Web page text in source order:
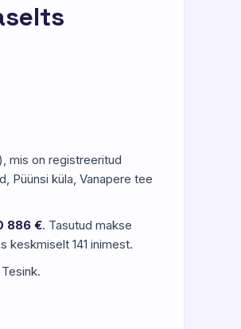
mis on registreeritud
Püünsi küla, Vanapere tee
886 €. Tasutud makse
keskmiselt 141 inimest.